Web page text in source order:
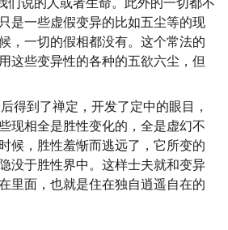
是一些虚假变异的比如五尘等的现
，一切的假相都没有。这个常法的
这些变异性的各种的五欲六尘，但
得到了禅定，开发了定中的眼目，
现相全是胜性变化的，全是虚幻不
候，胜性羞惭而逃远了，它所变的
没于胜性界中。这样士夫就和变异
里面，也就是住在独自逍遥自在的